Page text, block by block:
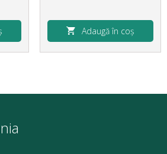
Adaugă în coș